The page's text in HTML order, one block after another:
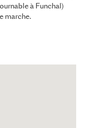
à Funchal)
marche.